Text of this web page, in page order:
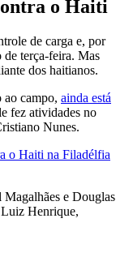
o Haiti
de carga e, por
de terça-feira. Mas
dos haitianos.
ao campo, ainda está
fez atividades no
Nunes.
o Haiti na Filadélfia
e Douglas
Henrique,